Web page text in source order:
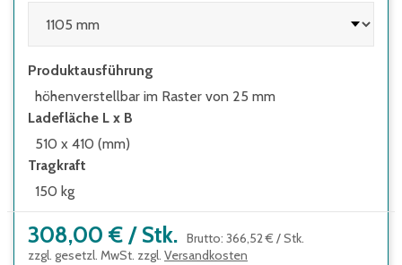
Produktausführung
höhenverstellbar im Raster von 25 mm
Ladefläche L x B
510 x 410 (mm)
Tragkraft
150 kg
308,00 € / Stk. Brutto: 366,52 € /Stk.
zzgl. gesetzl. MwSt. zzgl. Versandkosten